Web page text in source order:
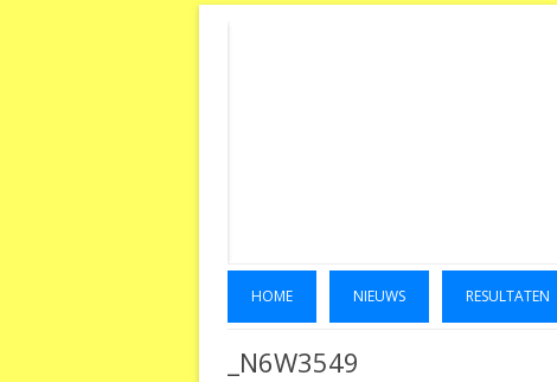
HOME NIEUWS RESULTATEN
_N6W3549